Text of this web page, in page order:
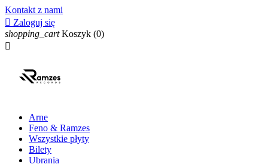
Kontakt z nami
 Zaloguj się
shopping_cart Koszyk (0)

Arne
Feno & Ramzes
Wszystkie płyty
Bilety
Ubrania